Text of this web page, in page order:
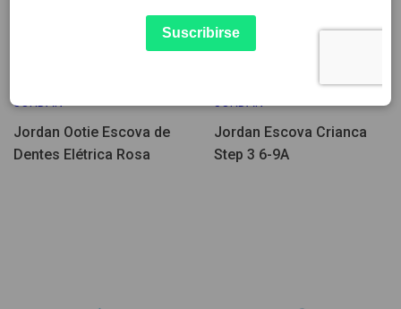
JORDAN
Jordan Ootie Escova de
Dentes Elétrica Rosa
Jordan Escova Crianca
Step 3 6-9A